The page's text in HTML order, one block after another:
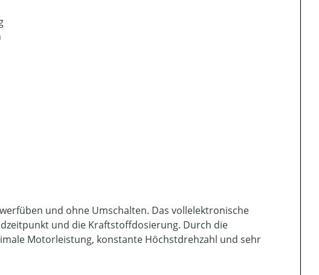
und ohne Umschalten. Das vollelektronische
und die Kraftstoffdosierung. Durch die
Motorleistung, konstante Höchstdrehzahl und sehr